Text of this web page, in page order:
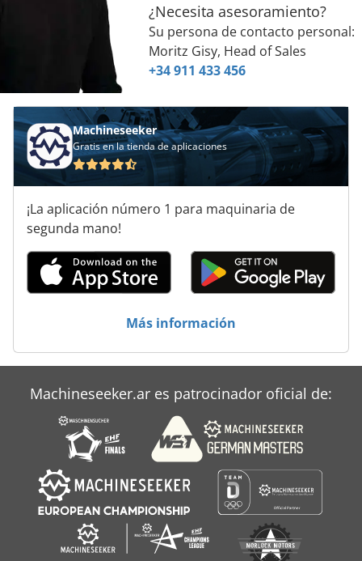
¿Necesita asesoramiento?
Su persona de contacto personal:
Moritz Gisy, Head of Sales
+34 911 433 456
Machineseeker
Gratis en la tienda de aplicaciones
¡La aplicación número 1 para maquinaria de
segunda mano!
Más información
Machineseeker.ar es patrocinador oficial de: